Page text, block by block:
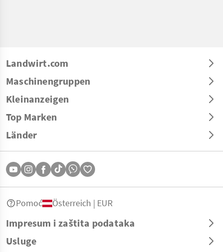
Landwirt.com
Maschinengruppen
Kleinanzeigen
Top Marken
Länder
Impresum i zaštita podataka
Usluge
Pomoć Österreich | EUR